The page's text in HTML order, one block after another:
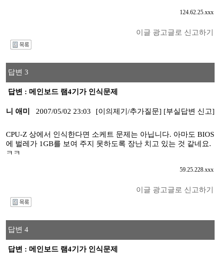
124.62.25.xxx
이글 광고글로 신고하기
답변 3
답변 : 메인보드 램4기가 인식문제
니 애미 2007/05/02 23:03 [이의제기/추가질문] [부실답변 신고]
CPU-Z 상에서 인식한다면 소케트 문제는 아닙니다. 아마도 BIOS
에 벌레가 1GB를 보여 주지 못하도록 장난 치고 있는 것 같네요.
ㅋㅋ
59.25.228.xxx
이글 광고글로 신고하기
답변 4
답변 : 메인보드 램4기가 인식문제